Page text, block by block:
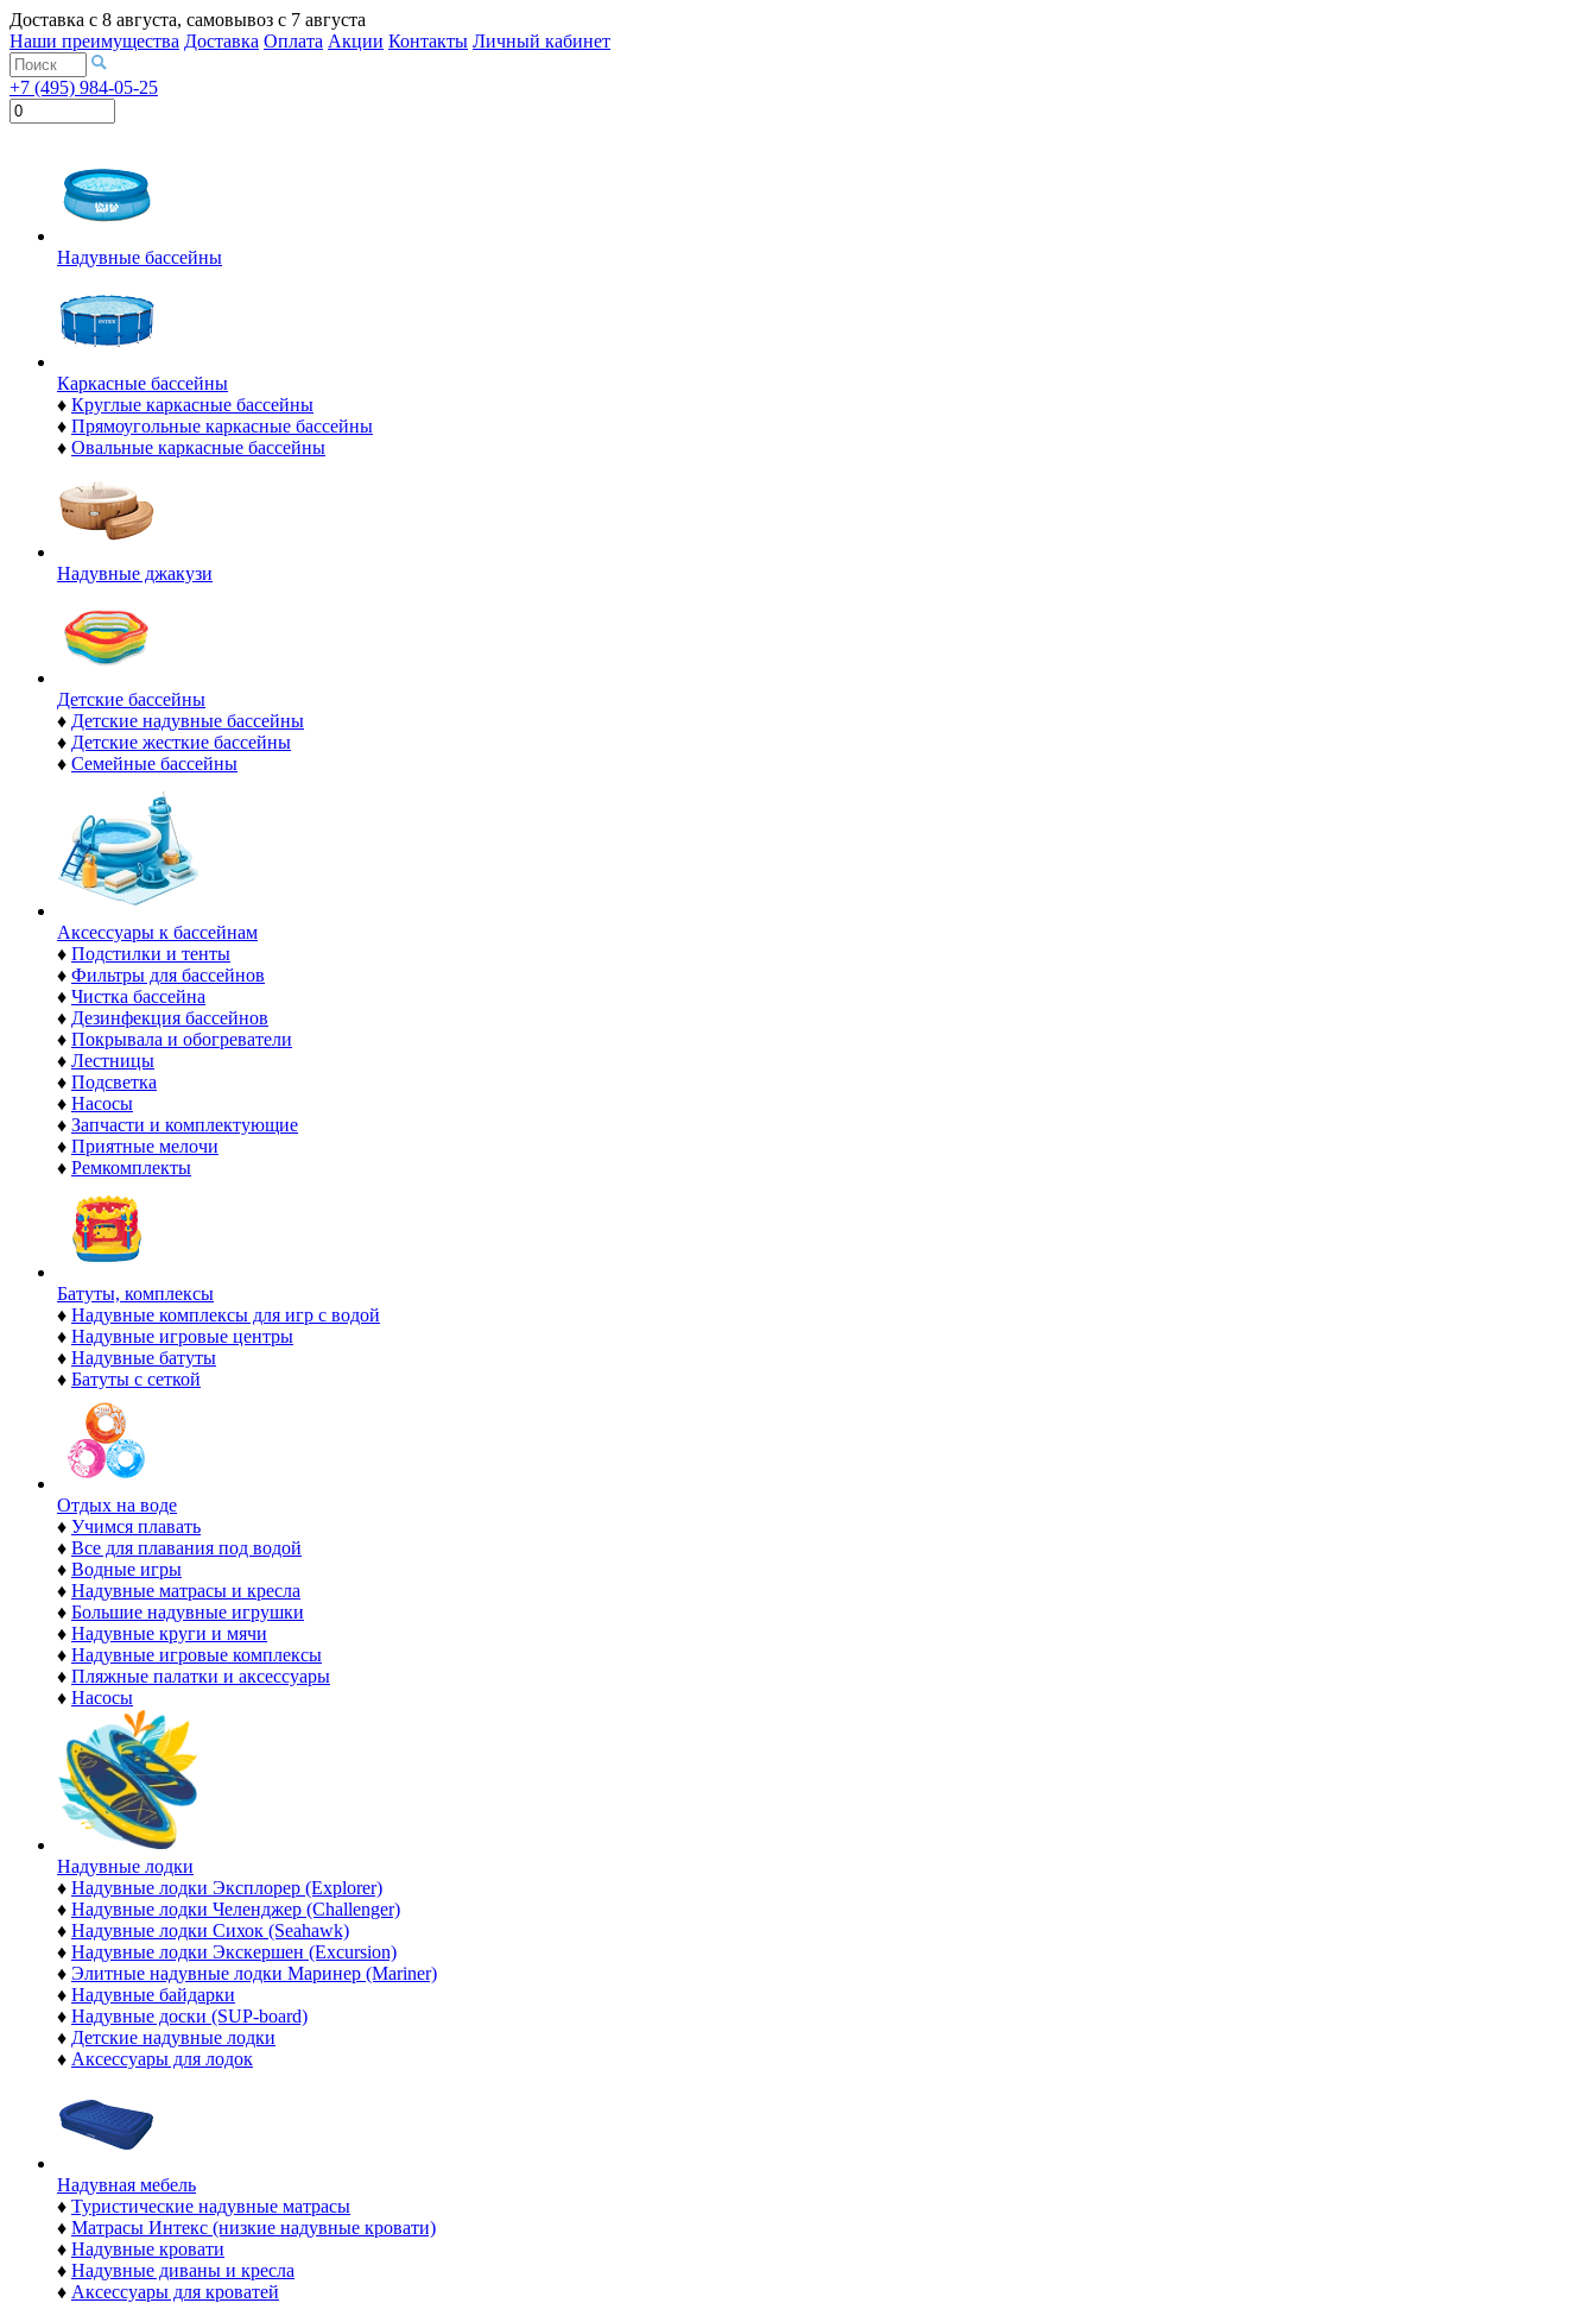
Доставка с 8 августа, самовывоз с 7 августа
Наши преимущества Доставка Оплата Акции Контакты Личный кабинет
+7 (495) 984-05-25
Надувные бассейны
Каркасные бассейны
♦ Круглые каркасные бассейны
♦ Прямоугольные каркасные бассейны
♦ Овальные каркасные бассейны
Надувные джакузи
Детские бассейны
♦ Детские надувные бассейны
♦ Детские жесткие бассейны
♦ Семейные бассейны
Аксессуары к бассейнам
♦ Подстилки и тенты
♦ Фильтры для бассейнов
♦ Чистка бассейна
♦ Дезинфекция бассейнов
♦ Покрывала и обогреватели
♦ Лестницы
♦ Подсветка
♦ Насосы
♦ Запчасти и комплектующие
♦ Приятные мелочи
♦ Ремкомплекты
Батуты, комплексы
♦ Надувные комплексы для игр с водой
♦ Надувные игровые центры
♦ Надувные батуты
♦ Батуты с сеткой
Отдых на воде
♦ Учимся плавать
♦ Все для плавания под водой
♦ Водные игры
♦ Надувные матрасы и кресла
♦ Большие надувные игрушки
♦ Надувные круги и мячи
♦ Надувные игровые комплексы
♦ Пляжные палатки и аксессуары
♦ Насосы
Надувные лодки
♦ Надувные лодки Эксплорер (Explorer)
♦ Надувные лодки Челенджер (Challenger)
♦ Надувные лодки Сихок (Seahawk)
♦ Надувные лодки Экскершен (Excursion)
♦ Элитные надувные лодки Маринер (Mariner)
♦ Надувные байдарки
♦ Надувные доски (SUP-board)
♦ Детские надувные лодки
♦ Аксессуары для лодок
Надувная мебель
♦ Туристические надувные матрасы
♦ Матрасы Интекс (низкие надувные кровати)
♦ Надувные кровати
♦ Надувные диваны и кресла
♦ Аксессуары для кроватей